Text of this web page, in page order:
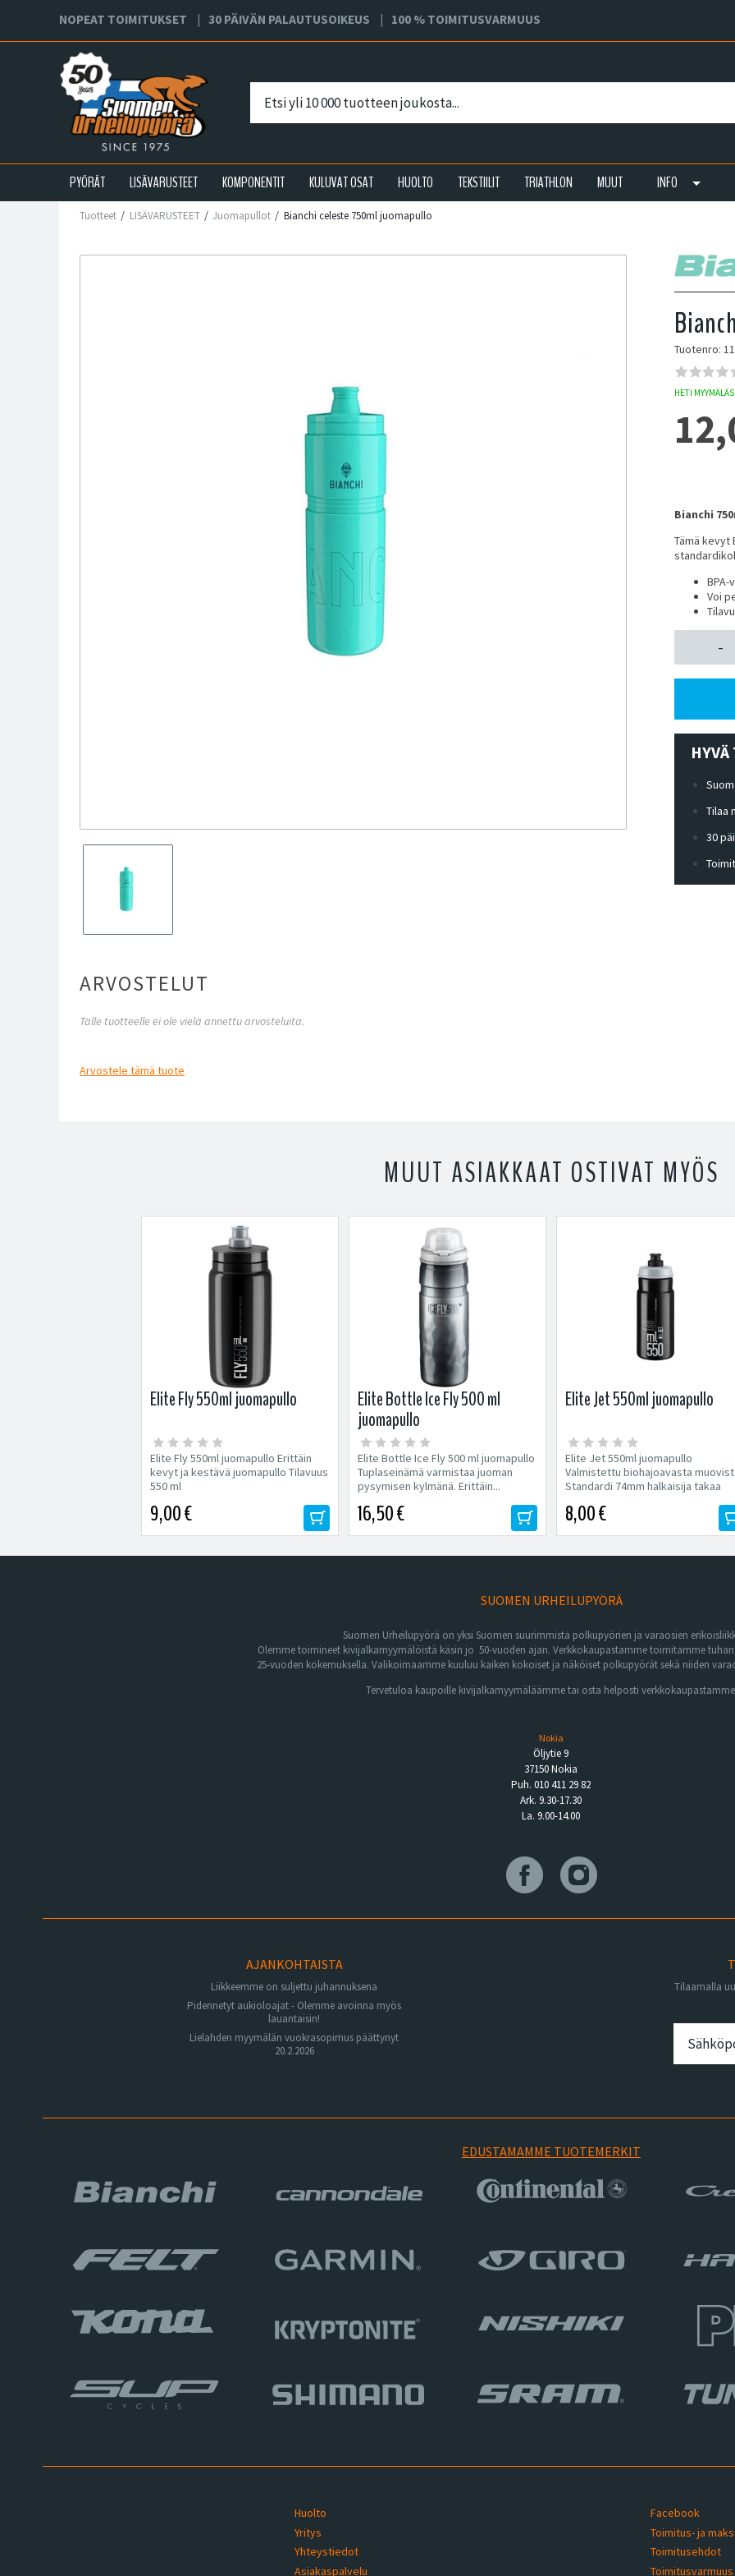
NOPEAT TOIMITUKSET 30 PÄIVÄN PALAUTUSOIKEUS 100 % TOIMITUSVARMUUS
PYÖRÄT LISÄVARUSTEET KOMPONENTIT KULUVAT OSAT HUOLTO TEKSTIILIT TRIATHLON MUUT INFO
Tuotteet LISÄVARUSTEET Juomapullot Bianchi celeste 750ml juomapullo
ARVOSTELUT
Tälle tuotteelle ei ole vielä annettu arvosteluita.
Arvostele tämä tuote
Tuotenro:
HETI
Bianchi
Tämä kevyt
BPA-
Voi
-
HYVÄ
Tilaa
30
MUUT ASIAKKAAT OSTIVAT MYÖS
Elite Fly 550ml juomapullo
Elite Fly 550ml juomapullo Erittäin
kevyt ja kestävä juomapullo Tilavuus
550 ml
9,00 €
Elite Bottle Ice Fly 500 ml
juomapullo
Elite Bottle Ice Fly 500 ml juomapullo
Tuplaseinämä varmistaa juoman
pysymisen kylmänä. Erittäin...
16,50 €
Elite Jet 550ml juomapullo
Elite Jet 550ml juomapullo
Valmistettu biohajoavasta
Standardi 74mm halkaisija takaa
8,00 €
SUOMEN URHEILUPYÖRÄ
Suomen Urheilupyörä on yksi Suomen suurimmista polkupyörien ja varaosien
Olemme toimineet kivijalkamyymälöistä käsin jo 50-vuoden ajan. Verkkokaupastamme toimitamme
25-vuoden kokemuksella. Valikoimaamme kuuluu kaiken kokoiset ja näköiset polkupyörät sekä niiden
Tervetuloa kaupoille kivijalkamyymäläämme tai osta helposti
Nokia
Öljytie 9
37150 Nokia
Puh. 010 411 29 82
Ark. 9.30-17.30
La. 9.00-14.00
AJANKOHTAISTA
Liikkeemme on suljettu juhannuksena
Pidennetyt aukioloajat - Olemme avoinna myös
lauantaisin!
Lielahden myymälän vuokrasopimus päättynyt
20.2.2026
Tilaamalla
EDUSTAMAMME TUOTEMERKIT
Huolto
Yritys
Yhteystiedot
Asiakaspalvelu
Facebook
Toimitus- ja
Toimitusehdot